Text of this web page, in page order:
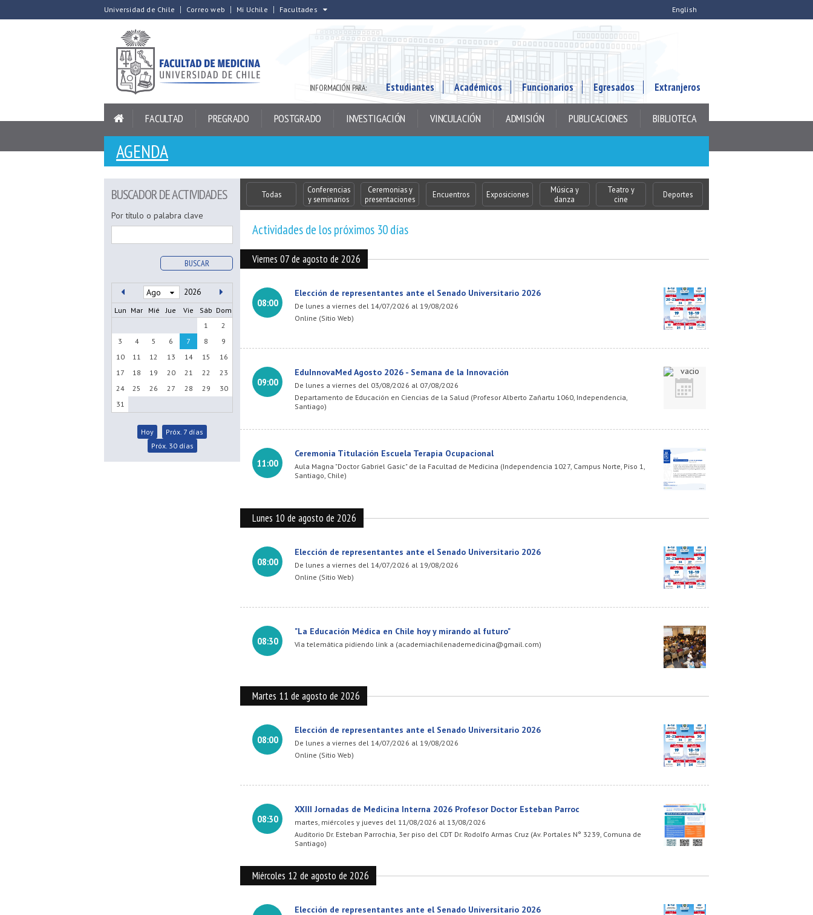
Universidad de Chile Correo web Mi Uchile Facultades English
INFORMACIÓN PARA: Estudiantes Académicos Funcionarios Egresados Extranjeros
FACULTAD PREGRADO POSTGRADO INVESTIGACIÓN VINCULACIÓN ADMISIÓN PUBLICACIONES BIBLIOTECA
AGENDA
BUSCADOR DE ACTIVIDADES
Por título o palabra clave
2026
Lun Mar Mié Jue Vie Sáb Dom
1
2
3
4 5 6 7 8
9
10
11 12 13 14 15
16
17
18 19 20 21 22
23
24
25 26 27 28 29
30
31
Hoy
Próx. 7 días
Próx. 30 días
Todas
Conferencias
y seminarios
Ceremonias y
presentaciones
Encuentros Exposiciones
Música y
danza
Teatro y
cine
Deportes
Actividades de los próximos 30 días
Viernes 07 de agosto de 2026
08:00
Elección de representantes ante el Senado Universitario 2026
De lunes a viernes del 14/07/2026 al 19/08/2026
Online (Sitio Web)
09:00
EduInnovaMed Agosto 2026 - Semana de la Innovación
De lunes a viernes del 03/08/2026 al 07/08/2026
Departamento de Educación en Ciencias de la Salud (Profesor Alberto Zañartu 1060, Independencia,
Santiago)
11:00
Ceremonia Titulación Escuela Terapia Ocupacional
Aula Magna "Doctor Gabriel Gasic" de la Facultad de Medicina (Independencia 1027, Campus Norte, Piso 1,
Santiago, Chile)
Lunes 10 de agosto de 2026
08:00
Elección de representantes ante el Senado Universitario 2026
De lunes a viernes del 14/07/2026 al 19/08/2026
Online (Sitio Web)
08:30
"La Educación Médica en Chile hoy y mirando al futuro"
Vía telemática pidiendo link a (academiachilenademedicina@gmail.com)
Martes 11 de agosto de 2026
08:00
Elección de representantes ante el Senado Universitario 2026
De lunes a viernes del 14/07/2026 al 19/08/2026
Online (Sitio Web)
08:30
XXIII Jornadas de Medicina Interna 2026 Profesor Doctor Esteban Parroc
martes, miércoles y jueves del 11/08/2026 al 13/08/2026
Auditorio Dr. Esteban Parrochia, 3er piso del CDT Dr. Rodolfo Armas Cruz (Av. Portales N° 3239, Comuna de
Santiago)
Miércoles 12 de agosto de 2026
Elección de representantes ante el Senado Universitario 2026